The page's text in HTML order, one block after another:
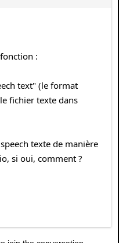
:
text" (le format
fichier texte dans
texte de manière
si oui, comment ?